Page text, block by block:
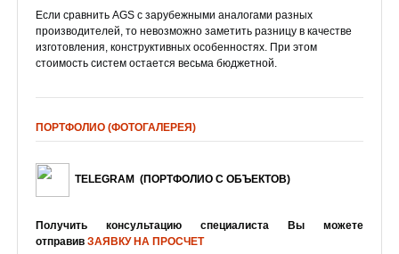
Если сравнить AGS с зарубежными аналогами разных
производителей, то невозможно заметить разницу в качестве
изготовления, конструктивных особенностях. При этом
стоимость систем остается весьма бюджетной.
ПОРТФОЛИО (ФОТОГАЛЕРЕЯ)
TELEGRAM (ПОРТФОЛИО С ОБЪЕКТОВ)
Получить консультацию специалиста Вы можете
отправив ЗАЯВКУ НА ПРОСЧЕТ